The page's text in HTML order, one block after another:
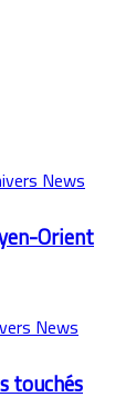
Orient
touchés